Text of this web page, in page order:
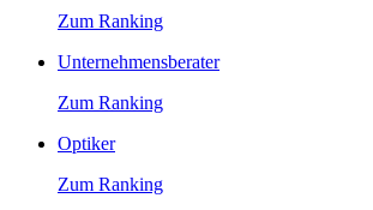
Zum Ranking
Unternehmensberater
Zum Ranking
Optiker
Zum Ranking